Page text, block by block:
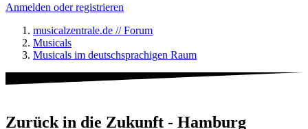
Anmelden oder registrieren
musicalzentrale.de // Forum
Musicals
Musicals im deutschsprachigen Raum
Zurück in die Zukunft - Hamburg